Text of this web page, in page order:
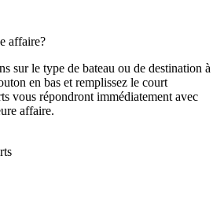
affaire?
sur le type de bateau ou de destination à
en bas et remplissez le court
vous répondront immédiatement avec
affaire.